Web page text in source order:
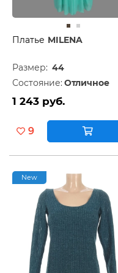
Платье MILENA
Размер: 44
Состояние: Отличное
1 243 руб.
9
New